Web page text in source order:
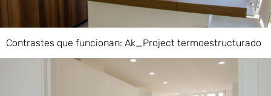
Contrastes que funcionan: Ak_Project termoestructurado